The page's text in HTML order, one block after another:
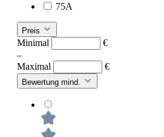
75A
Preis
Minimal
€
–
Maximal
€
Bewertung mind.